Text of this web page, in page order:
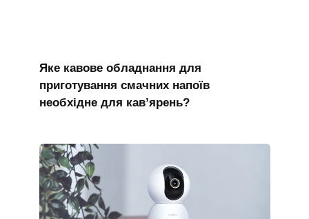
Яке кавове обладнання для
приготування смачних напоїв
необхідне для кав’ярень?